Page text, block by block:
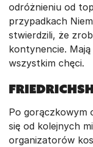
odróżnieniu od
przypadkach
stwierdzili, że
kontynencie.
wszystkim chęci.
Po gorączkowym
się od kolejnych
organizatorów